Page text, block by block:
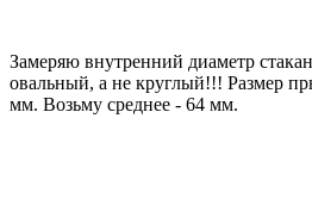
Замеряю внутренний диаметр
овальный, а не круглый!!! Размер
мм. Возьму среднее - 64 мм.